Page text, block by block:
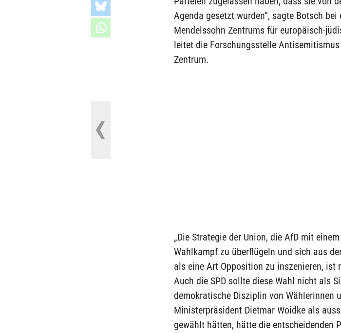
Agenda gesetzt wurden“, sagte Botsch
Mendelssohn Zentrums für europäisch-
leitet die Forschungsstelle
Zentrum.
„Die Strategie der Union, die AfD mit
Wahlkampf zu überflügeln und sich aus
als eine Art Opposition zu inszenieren, ist
Auch die SPD sollte diese Wahl nicht als
demokratische Disziplin von Wählerinnen
Ministerpräsident Dietmar Woidke als
gewählt hätten, hätte die entscheidenden